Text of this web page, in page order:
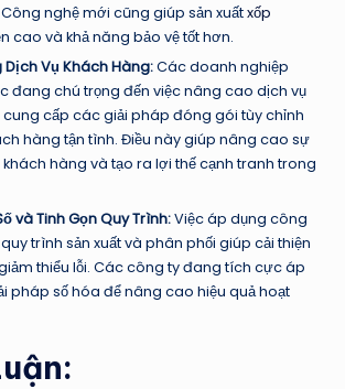
nghệ mới cũng giúp sản xuấtxốp
cao và khả năng bảo vệ tốt hơn.
Vụ Khách Hàng:Các doanh nghiệp
đang chú trọng đến việc nâng cao dịch vụ
cấp các giải pháp đóng gói tùy chỉnh
hàng tận tình. Điều này giúp nâng cao sự
hàng và tạo ra lợi thế cạnh tranh trong
và Tinh Gọn Quy Trình:Việc áp dụng công
trình sản xuất và phân phối giúp cải thiện
thiểu lỗi. Các công ty đang tích cực áp
pháp số hóa để nâng cao hiệu quả hoạt